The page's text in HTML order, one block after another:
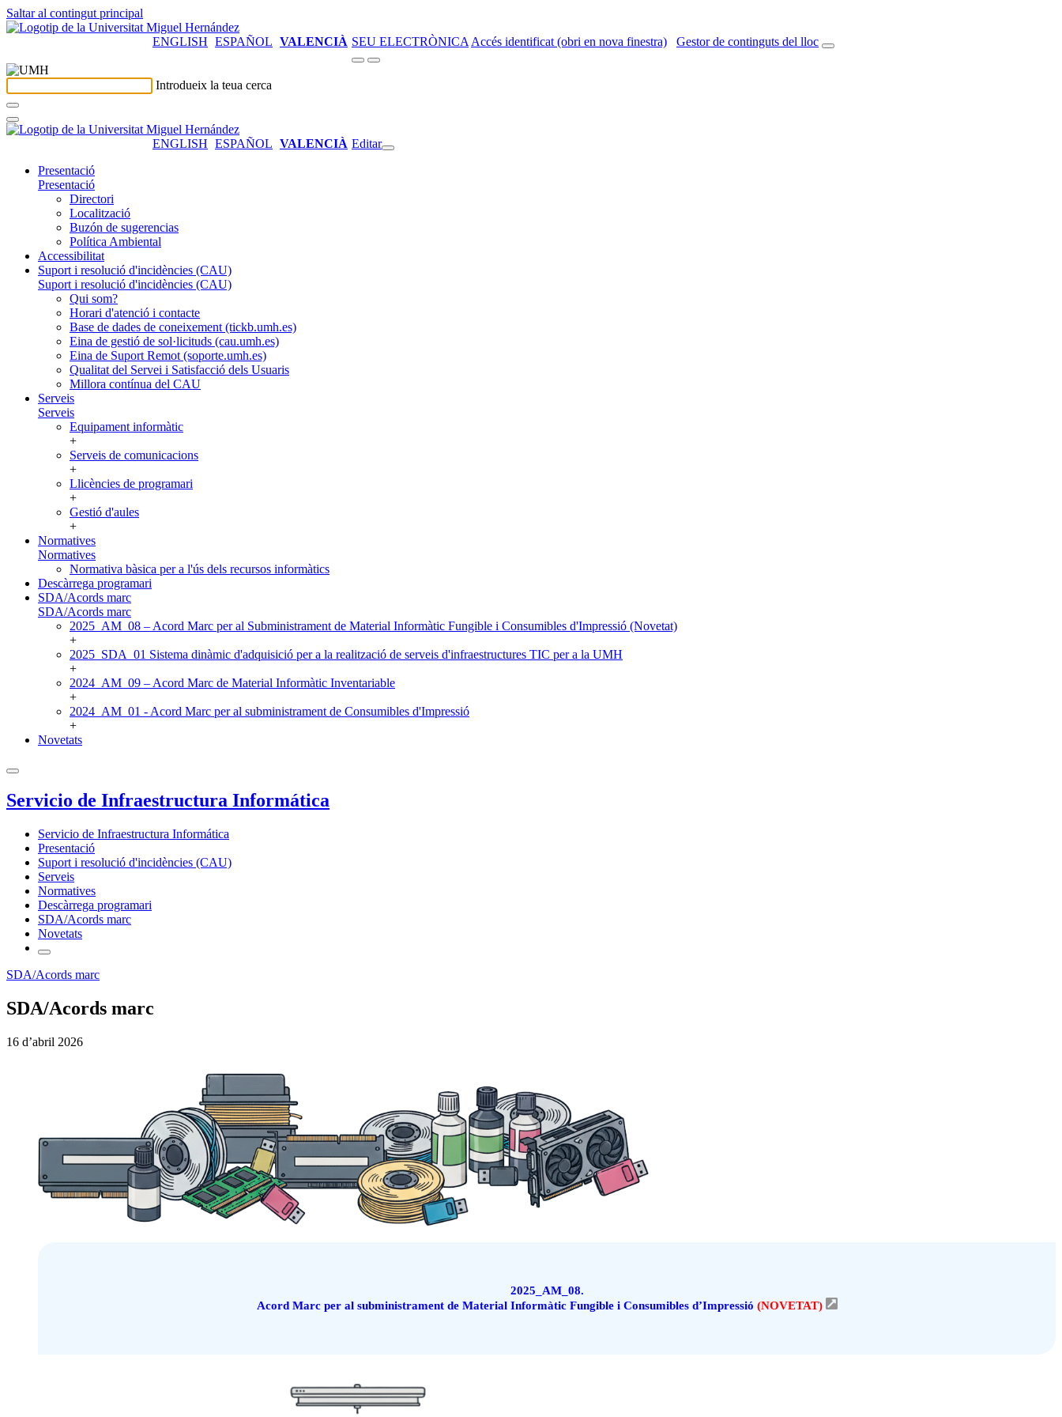
Saltar al contingut principal
ENGLISH ESPAÑOL VALENCIÀ SEU ELECTRÒNICA Accés identificat (obri en nova finestra) Gestor de continguts del lloc
Introdueix la teua cerca
ENGLISH ESPAÑOL VALENCIÀ Editar
Presentació
Presentació
Directori
Localització
Buzón de sugerencias
Política Ambiental
Accessibilitat
Suport i resolució d'incidències (CAU)
Suport i resolució d'incidències (CAU)
Qui som?
Horari d'atenció i contacte
Base de dades de coneixement (tickb.umh.es)
Eina de gestió de sol·licituds (cau.umh.es)
Eina de Suport Remot (soporte.umh.es)
Qualitat del Servei i Satisfacció dels Usuaris
Millora contínua del CAU
Serveis
Serveis
Equipament informàtic
+
Serveis de comunicacions
+
Llicències de programari
+
Gestió d'aules
+
Normatives
Normatives
Normativa bàsica per a l'ús dels recursos informàtics
Descàrrega programari
SDA/Acords marc
SDA/Acords marc
2025_AM_08 – Acord Marc per al Subministrament de Material Informàtic Fungible i Consumibles d'Impressió (Novetat)
+
2025_SDA_01 Sistema dinàmic d'adquisició per a la realització de serveis d'infraestructures TIC per a la UMH
+
2024_AM_09 – Acord Marc de Material Informàtic Inventariable
+
2024_AM_01 - Acord Marc per al subministrament de Consumibles d'Impressió
+
Novetats
Servicio de Infraestructura Informática
Servicio de Infraestructura Informática
Presentació
Suport i resolució d'incidències (CAU)
Serveis
Normatives
Descàrrega programari
SDA/Acords marc
Novetats
SDA/Acords marc
SDA/Acords marc
16 d’abril 2026
2025_AM_08.
Acord Marc per al subministrament de Material Informàtic Fungible i Consumibles d’Impressió (NOVETAT)